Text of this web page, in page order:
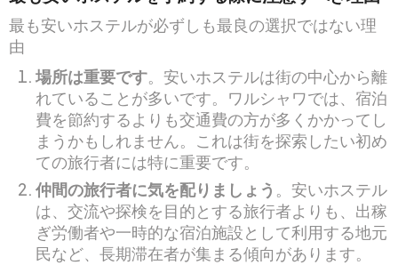
最も安いホステルが必ずしも最良の選択ではない理
由
場所は重要です。安いホステルは街の中心から離
れていることが多いです。ワルシャワでは、宿泊
費を節約するよりも交通費の方が多くかかってし
まうかもしれません。これは街を探索したい初め
ての旅行者には特に重要です。
仲間の旅行者に気を配りましょう 。安いホステル
は、交流や探検を目的とする旅行者よりも、出稼
ぎ労働者や一時的な宿泊施設として利用する地元
民など、長期滞在者が集まる傾向があります。